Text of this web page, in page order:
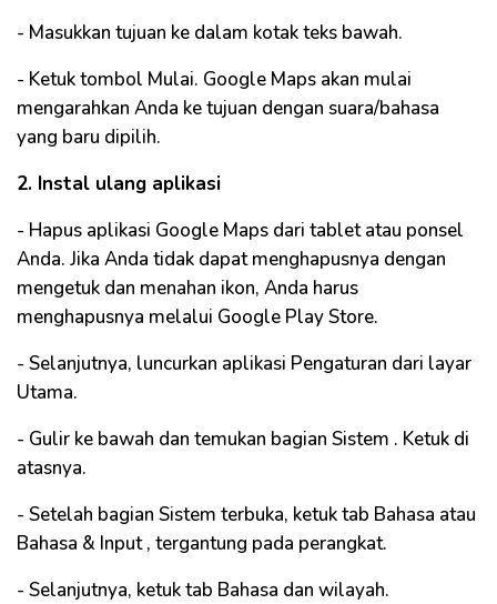
- Masukkan tujuan ke dalam kotak teks bawah.
- Ketuk tombol Mulai. Google Maps akan mulai
mengarahkan Anda ke tujuan dengan suara/bahasa
yang baru dipilih.
2. Instal ulang aplikasi
- Hapus aplikasi Google Maps dari tablet atau ponsel
Anda. Jika Anda tidak dapat menghapusnya dengan
mengetuk dan menahan ikon, Anda harus
menghapusnya melalui Google Play Store.
- Selanjutnya, luncurkan aplikasi Pengaturan dari layar
Utama.
- Gulir ke bawah dan temukan bagian Sistem . Ketuk di
atasnya.
- Setelah bagian Sistem terbuka, ketuk tab Bahasa atau
Bahasa & Input , tergantung pada perangkat.
- Selanjutnya, ketuk tab Bahasa dan wilayah.